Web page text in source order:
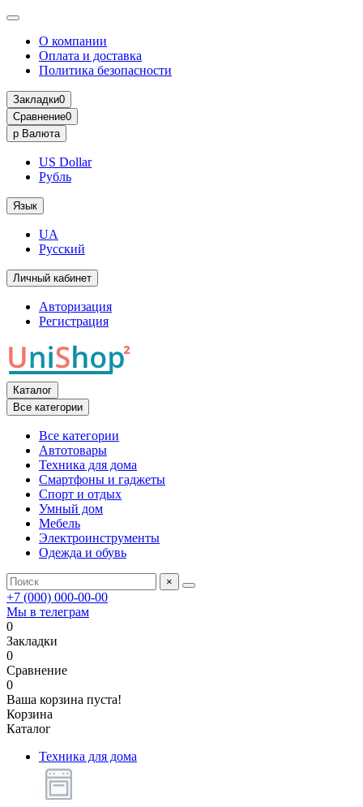
О компании
Оплата и доставка
Политика безопасности
Закладки0
Сравнение0
р Валюта
US Dollar
Рубль
Язык
UA
Русский
Личный кабинет
Авторизация
Регистрация
Каталог
Все категории
Все категории
Автотовары
Техника для дома
Смартфоны и гаджеты
Спорт и отдых
Умный дом
Мебель
Электроинструменты
Одежда и обувь
×
+7 (000) 000-00-00
Мы в телеграм
0
Закладки
0
Сравнение
0
Ваша корзина пуста!
Корзина
Каталог
Техника для дома